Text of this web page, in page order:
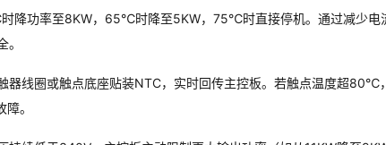
降功率至8KW，65℃时降至5KW，75℃时直接停机。通过减少电
器线圈或触点底座贴装NTC，实时回传主控板。若触点温度超80℃
。